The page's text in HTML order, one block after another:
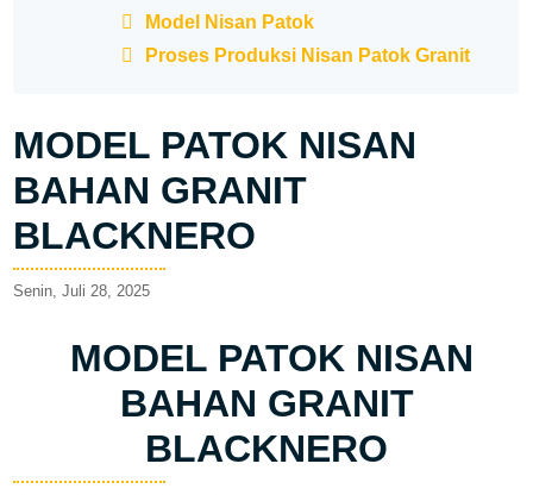
Model Nisan Patok
Proses Produksi Nisan Patok Granit
MODEL PATOK NISAN
BAHAN GRANIT
BLACKNERO
Senin, Juli 28, 2025
MODEL PATOK NISAN
BAHAN GRANIT
BLACKNERO